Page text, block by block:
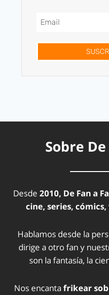
Sobre
Desde 2010, De Fan a
cine, series,
Hablamos desde la
dirige a otro fan y
son la fantasía, la
Nos encanta frikear